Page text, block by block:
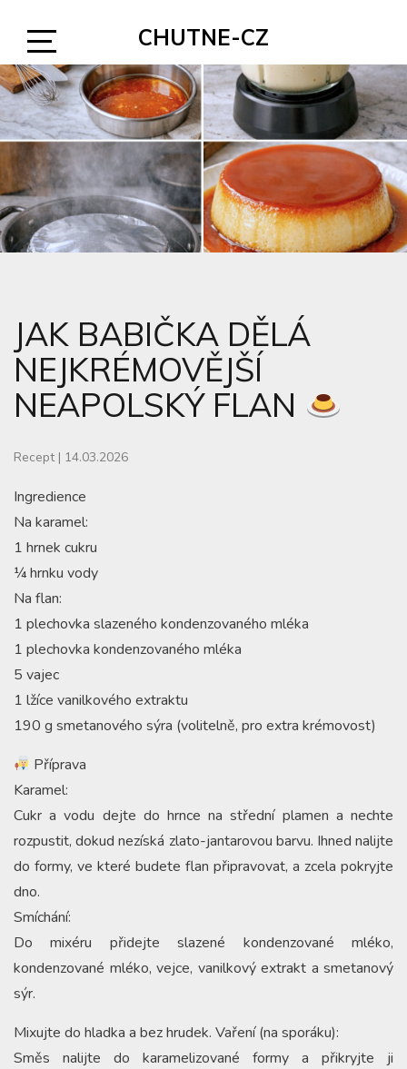
content
Open
Sidebar
CHUTNE-CZ
JAK BABIČKA DĚLÁ
NEJKRÉMOVĚJŠÍ
NEAPOLSKÝ FLAN
Recept | 14.03.2026
Ingredience
Na karamel:
1 hrnek cukru
¼ hrnku vody
Na flan:
1 plechovka slazeného kondenzovaného mléka
1 plechovka kondenzovaného mléka
5 vajec
1 lžíce vanilkového extraktu
190 g smetanového sýra (volitelně, pro extra krémovost)
Příprava
Karamel:
Cukr a vodu dejte do hrnce na střední plamen a nechte
rozpustit, dokud nezíská zlato-jantarovou barvu. Ihned nalijte
do formy, ve které budete flan připravovat, a zcela pokryjte
dno.
Smíchání:
Do mixéru přidejte slazené kondenzované mléko,
kondenzované mléko, vejce, vanilkový extrakt a smetanový
sýr.
Mixujte do hladka a bez hrudek. Vaření (na sporáku):
Směs nalijte do karamelizované formy a přikryjte ji